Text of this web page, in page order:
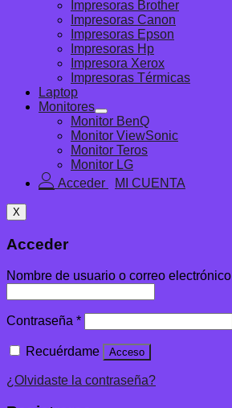
Impresoras Brother
Impresoras Canon
Impresoras Epson
Impresoras Hp
Impresora Xerox
Impresoras Térmicas
Laptop
Monitores
Monitor BenQ
Monitor ViewSonic
Monitor Teros
Monitor LG
Acceder
X
Acceder
Nombre de usuario o correo electrónico
Contraseña *
Recuérdame Acceso
¿Olvidaste la contraseña?